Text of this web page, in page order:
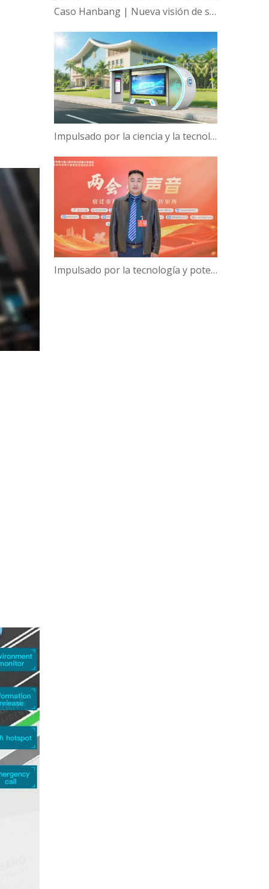
Caso Hanbang | Nueva visión de sabiduría, empoderamiento global de la tecnología de visualización inteligente de Hanbang
Impulsado por la ciencia y la tecnología, Campus Verde | ¡Hanbang Intelligence trabaja con la Universidad de Hainan para construir una nueva ecología de viajes inteligentes!
Impulsado por la tecnología y potenciado por la inteligencia: el presidente de Hanbang Intelligence, Gao Yun, sobre el avance del desarrollo del 'Centro de inteligencia digital' de Suqian